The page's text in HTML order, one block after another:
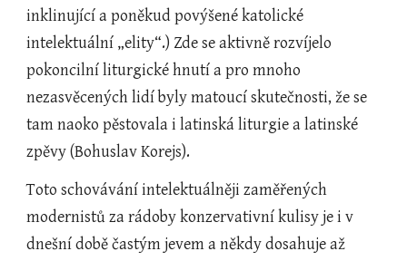
inklinující a poněkud povýšené katolické
intelektuální „elity“.) Zde se aktivně rozvíjelo
pokoncilní liturgické hnutí a pro mnoho
nezasvěcených lidí byly matoucí skutečnosti, že se
tam naoko pěstovala i latinská liturgie a latinské
zpěvy (Bohuslav Korejs).
Toto schovávání intelektuálněji zaměřených
modernistů za rádoby konzervativní kulisy je i v
dnešní době častým jevem a někdy dosahuje až